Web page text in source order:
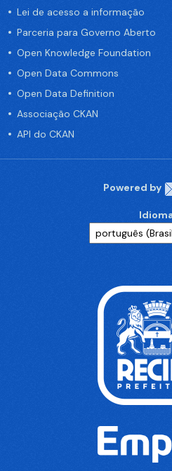
Lei de acesso a informação
Parceria para Governo Aberto
Open Knowledge Foundation
Open Data Commons
Open Data Definition
Associação CKAN
API do CKAN
Powered by